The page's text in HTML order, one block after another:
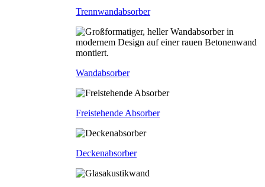
Trennwandabsorber
Wandabsorber
Freistehende Absorber
Deckenabsorber